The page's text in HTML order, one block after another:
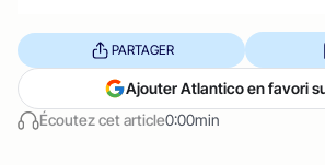
Écoutez cet article0:00min
PARTAGER
Ajouter Atlantico en favori